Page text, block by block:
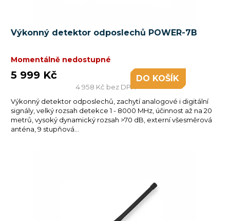
Výkonný detektor odposlechů POWER-7B
Momentálně nedostupné
4 958 Kč bez DPH
5 999 Kč DO KOŠÍKU
Výkonný detektor odposlechů, zachytí analogové i digitální
signály, velký rozsah detekce 1 - 8000 MHz, účinnost až na 20
metrů, vysoký dynamický rozsah >70 dB, externí všesměrová
anténa, 9 stupňová...